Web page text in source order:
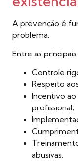
A prevenção é
problema.
Entre as
Controle
Respeito
Incentivo
profissional;
abusivas.